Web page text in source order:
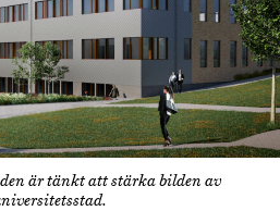
är tänkt att stärka bilden av